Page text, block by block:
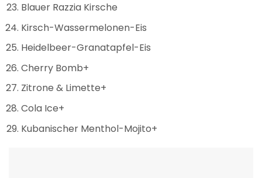
Blauer Razzia Kirsche
Kirsch-Wassermelonen-Eis
Heidelbeer-Granatapfel-Eis
Cherry Bomb+
Zitrone & Limette+
Cola Ice+
Kubanischer Menthol-Mojito+